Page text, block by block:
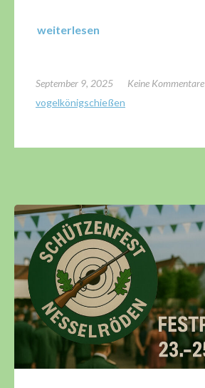
weiterlesen
September 9, 2025 Keine Kommentare
vogelkönigschießen